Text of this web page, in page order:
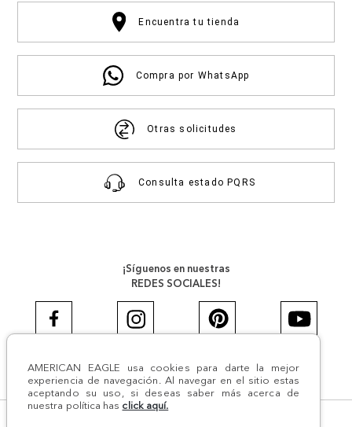
AMERICAN EAGLE usa cookies para darte la mejor
experiencia de navegación. Al navegar en el sitio estas
aceptando su uso, si deseas saber más acerca de
nuestra política has click aquí.
Encuentra tu tienda
Compra por WhatsApp
Otras solicitudes
Consulta estado PQRS
¡Síguenos en nuestras
REDES SOCIALES!
#AEJEANS #AerieREALCOL